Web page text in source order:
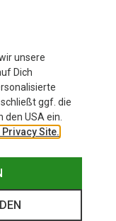
unsere
Dich
ggf. die
USA ein.
Site.